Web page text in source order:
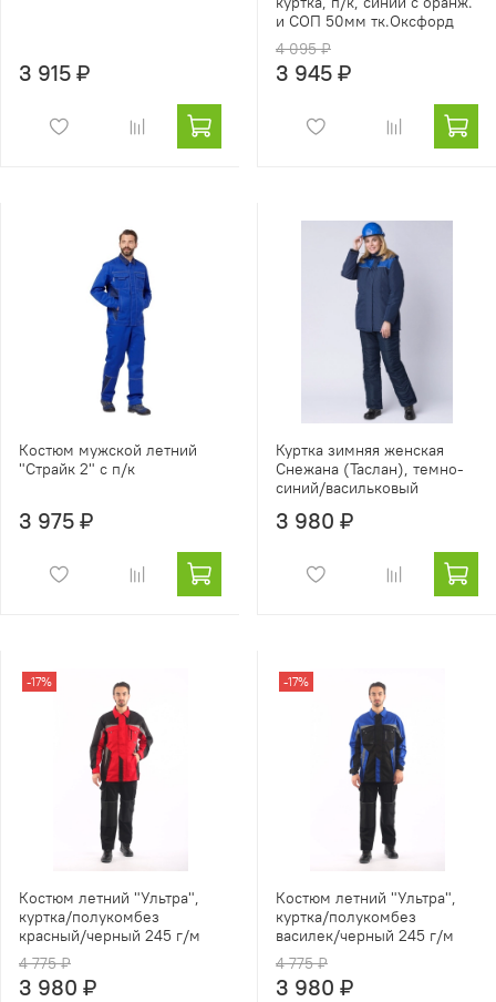
3 915 ₽
и СОП 50мм тк.Оксфорд
4 095 ₽
3 945 ₽
Костюм мужской летний
"Страйк 2" с п/к
3 975 ₽
Куртка зимняя женская
Снежана (Таслан), темно-
синий/васильковый
3 980 ₽
-17%
Костюм летний "Ультра",
куртка/полукомбез
красный/черный 245 г/м
4 775 ₽
3 980 ₽
-17%
Костюм летний "Ультра",
куртка/полукомбез
василек/черный 245 г/м
4 775 ₽
3 980 ₽